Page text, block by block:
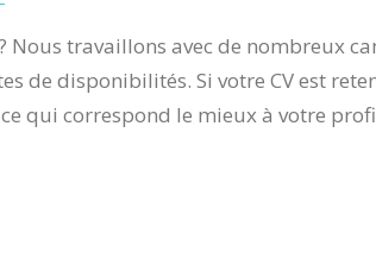
Nous travaillons avec de nombreux
de disponibilités. Si votre CV est
qui correspond le mieux à votre